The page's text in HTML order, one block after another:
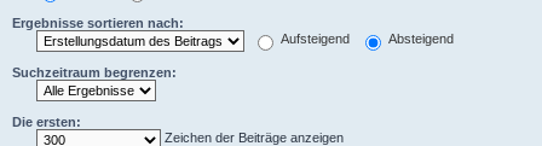
Ergebnisse sortieren nach:
Aufsteigend
Absteigend
Suchzeitraum begrenzen:
Die ersten:
Zeichen der Beiträge anzeigen